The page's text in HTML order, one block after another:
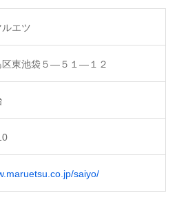
エツ
区東池袋５―５１―１２
saiyo/